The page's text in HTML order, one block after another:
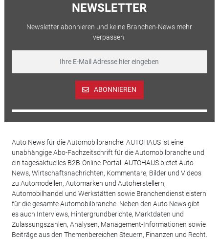
NEWSLETTER
Newsletter abonnieren und keine Branchen-News mehr
verpassen.
ABONNIEREN
Auto News für die Automobilbranche: AUTOHAUS ist eine
unabhängige Abo-Fachzeitschrift für die Automobilbranche und
ein tagesaktuelles B2B-Online-Portal. AUTOHAUS bietet Auto
News, Wirtschaftsnachrichten, Kommentare, Bilder und Videos
zu Automodellen, Automarken und Autoherstellern,
Automobilhandel und Werkstätten sowie Branchendienstleistern
für die gesamte Automobilbranche. Neben den Auto News gibt
es auch Interviews, Hintergrundberichte, Marktdaten und
Zulassungszahlen, Analysen, Management-Informationen sowie
Beiträge aus den Themenbereichen Steuern, Finanzen und Recht.